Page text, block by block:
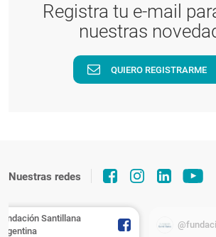
Registra tu e-mail
nuestras
QUIERO REGISTRARME
Nuestras redes
Santillana